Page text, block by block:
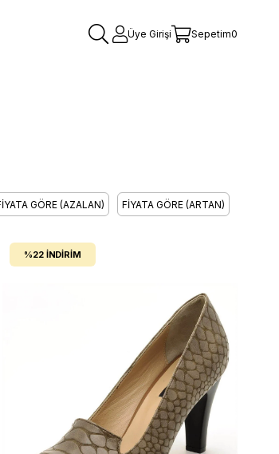
Üye Girişi Sepetim0
FIYATA GÖRE (ARTAN)
GÖRE (AZALAN)
%22 İNDIRIM